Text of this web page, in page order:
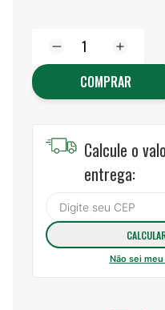
COMPRAR
Calcule o
entrega:
Não sei meu